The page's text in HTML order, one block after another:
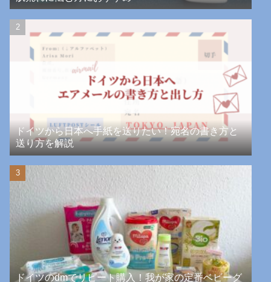
ドイツから日本へ手紙を送りたい！宛名の書き方と
送り方を解説
ドイツのdmでリピート購入！我が家の定番ベビーグ